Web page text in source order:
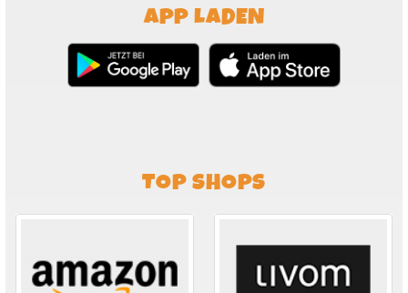
APP LADEN
TOP SHOPS